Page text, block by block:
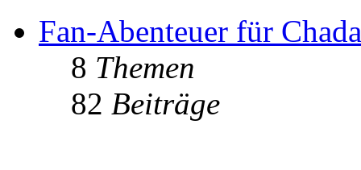
Fan-Abenteuer für
8 Themen
82 Beiträge